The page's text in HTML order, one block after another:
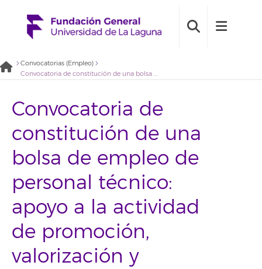
Convocatorias (Empleo)
Convocatoria de constitución de una bolsa de empleo de personal técnico: apoyo a la actividad de promoción, valorización y comercialización del laboratorio de fonética (2021BDE037)
Convocatoria de
constitución de una
bolsa de empleo de
personal técnico:
apoyo a la actividad
de promoción,
valorización y